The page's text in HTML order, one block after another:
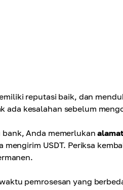
reputasi baik, dan
ada kesalahan sebelum
bank, Anda memerlukan
USDT. Periksa
pemrosesan yang